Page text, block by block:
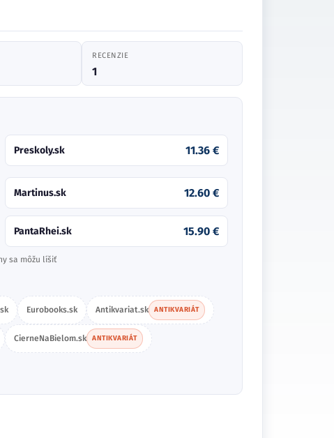
RECENZIE
1
Preskoly.sk 11.36 €
Martinus.sk 12.60 €
PantaRhei.sk 15.90 €
sa môžu líšiť
Eurobooks.sk Antikvariat.sk ANTIKVARIÁT
CierneNaBielom.sk ANTIKVARIÁT